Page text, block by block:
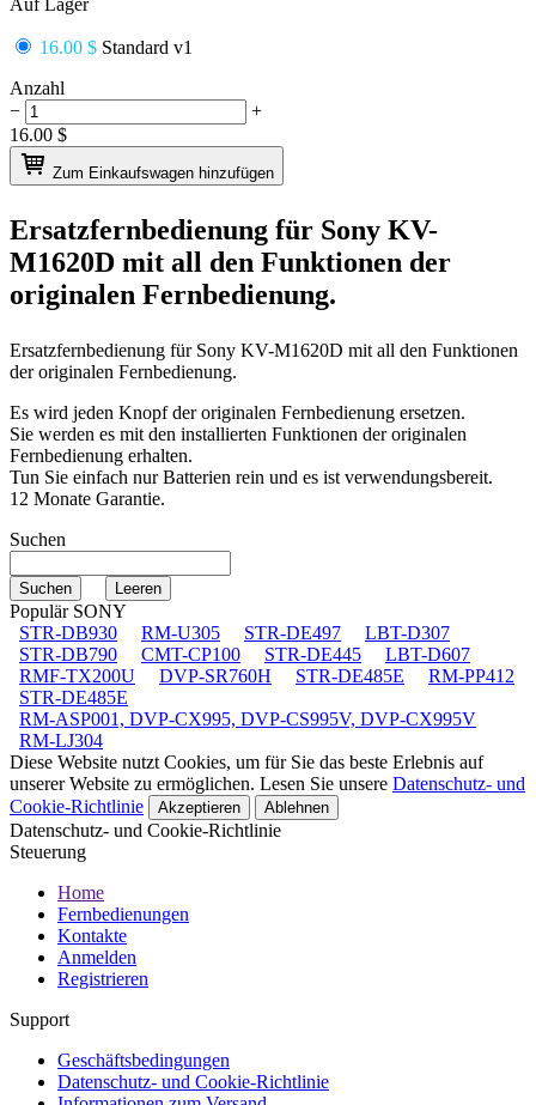
16.00 $ Standard v1
Anzahl
−
+
16.00 $
Zum Einkaufswagen hinzufügen
Ersatzfernbedienung für Sony KV-
M1620D mit all den Funktionen der
originalen Fernbedienung.
Ersatzfernbedienung fürSony KV-M1620D mit all den Funktionen
der originalen Fernbedienung.
Es wird jeden Knopf der originalen Fernbedienung ersetzen.
Sie werden es mit den installierten Funktionen der originalen
Fernbedienung erhalten.
Tun Sie einfach nur Batterien rein und es ist verwendungsbereit.
12 Monate Garantie.
Suchen
Populär SONY
STR-DB930
RM-U305 STR-DE497
LBT-D307
STR-DB790
CMT-CP100 STR-DE445
LBT-D607
RMF-TX200U
DVP-SR760H STR-DE485E
RM-PP412
STR-DE485E
RM-ASP001, DVP-CX995, DVP-CS995V, DVP-CX995V
RM-LJ304
Diese Website nutzt Cookies, um für Sie das beste Erlebnis auf
unserer Website zu ermöglichen. Lesen Sie unsere Datenschutz- und
Cookie-Richtlinie
Akzeptieren Ablehnen
Datenschutz- und Cookie-Richtlinie
Steuerung
Home
Fernbedienungen
Kontakte
Anmelden
Registrieren
Support
Geschäftsbedingungen
Datenschutz- und Cookie-Richtlinie